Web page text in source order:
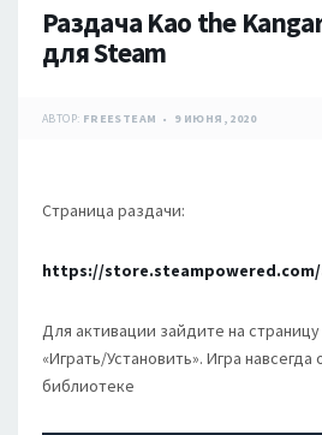
Раздача Kao the
для Steam
АВТОР: FREESTEAM 9 ИЮНЯ, 2020
Страница раздачи:
https://store.steampowered.com/
Для активации зайдите на
«Играть/Установить». Игра
библиотеке